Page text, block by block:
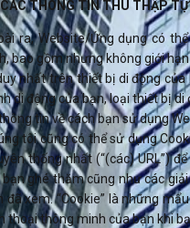
THÔNG TIN THU THẬP
ra, Website/Ứng dụng có
bao gồm nhưng không giới
nhất trên thiết bị di động của
di động của bạn, loại thiết bị
tin về cách bạn sử dụng
tôi cũng có thể sử dụng
thống nhất (“(các) URL”)
bạn ghé thăm cũng như các
đã xem. “Cookie” là những
thoại thông minh của bạn khi